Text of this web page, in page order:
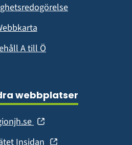
A till Ö
webbplatser
(öppnas
Insidan (öppnas